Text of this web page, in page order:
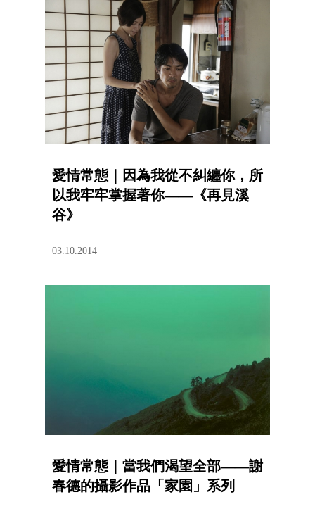
愛情常態｜因為我從不糾纏你，所
以我牢牢掌握著你——《再見溪
谷》
03.10.2014
愛情常態｜當我們渴望全部——謝
春德的攝影作品「家園」系列